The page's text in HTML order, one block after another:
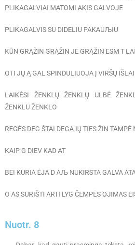
PLIKAGALVIAI MATOMI AKIS GALVOJE
PLIKAGALVIS SU DIDELIU PAKAUЉIU
KŪN GRĄŽIN GRĄŽIN JE GRĄŽIN ESM T
OTI JŲ Ą GAL SPINDULIUOJA Į VIRŠŲ
LAIKĖSI ŽENKLŲ ŽENKLŲ ULBĖ
ŽENKLU ŽENKLO
REGĖS DEG ŠTAI DEGA IŲ TIES ŽIN TAMPĖ
KAIP G DIEV KAD AT
BEI KURIA ĖJA D AЉ NUKIRSTA GALVA
O AS SURIŠTI ARTI LYG ČEMPĖS OJIMAS
Nuotr. 8